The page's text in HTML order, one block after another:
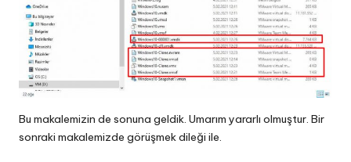
Bu makalemizin de sonuna geldik. Umarım yararlı olmuştur. Bir
sonraki makalemizde görüşmek dileği ile.